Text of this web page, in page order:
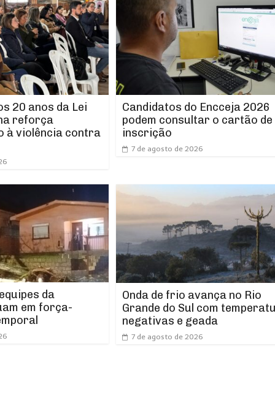
20 anos da Lei
reforça
à violência contra
Candidatos do Encceja 2026
podem consultar o cartão de
inscrição
7 de agosto de 2026
da
em força-
Onda de frio avança no Rio
Grande do Sul com
negativas e geada
7 de agosto de 2026